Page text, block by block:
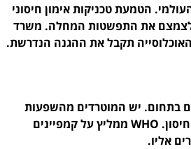
הטמעת טכניקות אימון חיסוני
ולצמצם את התפשטות המחלה. משרד
תקבל את ההגנה הנדרשת.
בתחום. יש המוטרדים מהשפעות
לוואי אפשריות של החיסונים, וכן מהצורך לגייס את הציבור לתהליך החיסון. WHO ממליץ על קמפיינים
אליו.